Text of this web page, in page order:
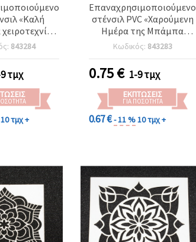
«Καλή
13 x
cm
843284
τμχ
10 τμχ +
Επαναχρησιμοποιούμενο
στένσιλ PVC «Χαρούμενη
Ημέρα της Μπάμπα
Μάρτα», Μέγεθος
εκτύπωσης: 13 x 4,5 cm
Κωδικός: 843283
0.75€ 1-9 τμχ
ΕΚΠΤΏΣΕΙΣ
ΓΙΑ ΠΟΣΌΤΗΤΑ
0.67 €- 11 %10 τμχ +